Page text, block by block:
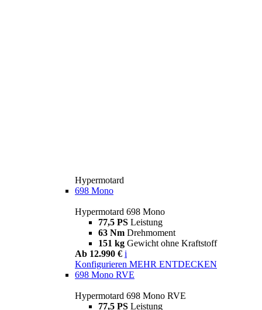
Hypermotard
698 Mono
Hypermotard 698 Mono
77,5 PS Leistung
63 Nm Drehmoment
151 kg Gewicht ohne Kraftstoff
Ab 12.990 € i
Konfigurieren MEHR ENTDECKEN
698 Mono RVE
Hypermotard 698 Mono RVE
77,5 PS Leistung